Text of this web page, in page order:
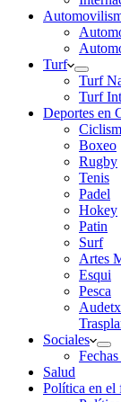
Turf
Turf
Turf
Deportes en
Boxeo
Rugby
Tenis
Padel
Hokey
Patin
Surf
Artes
Esqui
Pesca
Sociales
Salud
Política en el